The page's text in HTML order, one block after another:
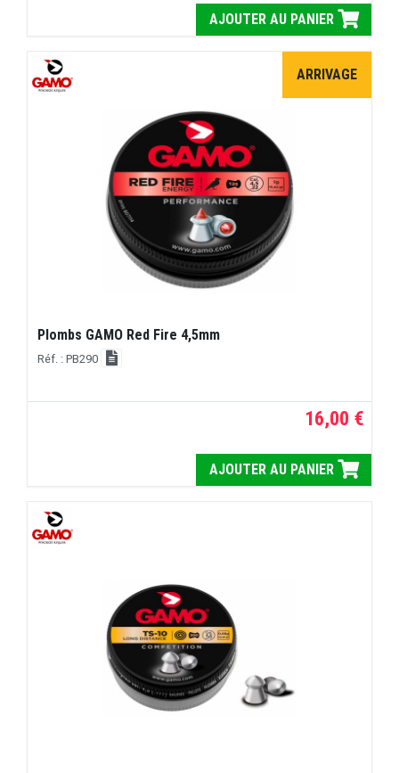
AJOUTER AU PANIER
ARRIVAGE
Plombs GAMO Red Fire 4,5mm
Réf. : PB290
16,00 €
AJOUTER AU PANIER